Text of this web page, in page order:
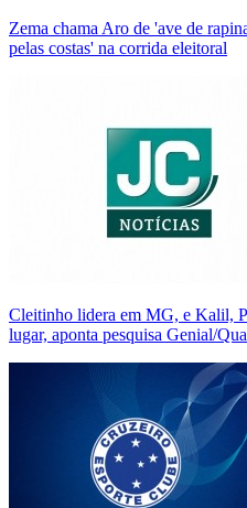
Zema chama Aro de 'ave de
pelas costas' na corrida eleitoral
Cleitinho lidera em MG, e Kalil,
lugar, aponta pesquisa Genial/